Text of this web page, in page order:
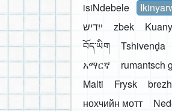
isiNdebele
ייִדיש
zbek
བོད་ཡིག
Tshivenḓa
አማርኛ
rumantsch
Malti
Frysk
нохчийн мотт